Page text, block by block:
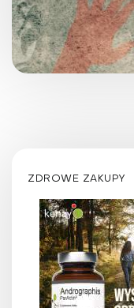
ZDROWE ZAKUPY